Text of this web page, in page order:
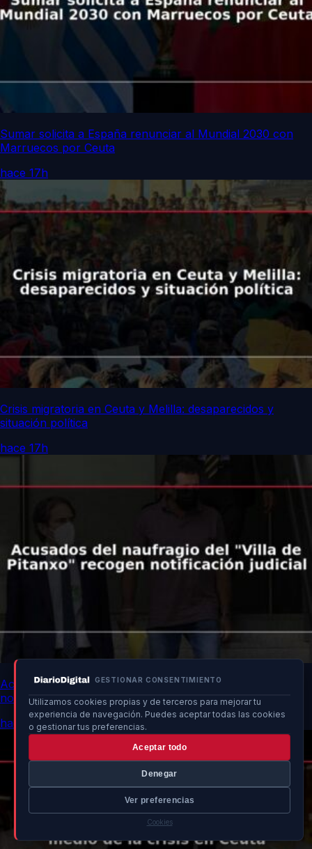
GESTIONAR CONSENTIMIENTO
Utilizamos cookies propias y de terceros para mejorar tu
experiencia de navegación. Puedes aceptar todas las cookies
o gestionar tus preferencias.
Aceptar todo
Denegar
Ver preferencias
Cookies
Sumar solicita a España renunciar al Mundial 2030 con
Marruecos por Ceuta
hace 17h
Crisis migratoria en Ceuta y Melilla: desaparecidos y
situación política
hace 17h
Acusados del naufragio del “Villa de Pitanxo” recogen
notificación judicial
hace 17h